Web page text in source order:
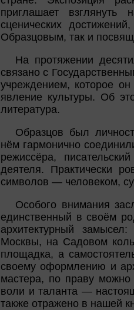
приглашает
сценических
Образцовым, так и
На протяжении
связано с
учреждением, которое
явление культуры. Об
литература.
Образцов был
нём гармонично
режиссёра,
деятеля. Практически
символов — человеком,
Особого внимания
единственный в своём
архитектурный
Москвы, на Садовом
площадка, а
своему оформлению и
мастера, по праву можно
воли и таланта —
также отражено в нашей